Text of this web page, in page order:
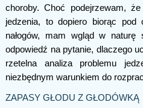
choroby. Choć podejrzewam,
jedzenia, to dopiero biorąc
nałogów, mam wgląd w
odpowiedź na pytanie, dlaczego
rzetelna analiza problemu
niezbędnym warunkiem do
ZAPASY GŁODU Z GŁODÓWKĄ